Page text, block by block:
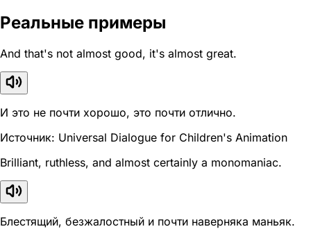
Реальные примеры
And that's not almost good, it's almost great.
И это не почти хорошо, это почти отлично.
Источник: Universal Dialogue for Children's Animation
Brilliant, ruthless, and almost certainly a monomaniac.
Блестящий, безжалостный и почти наверняка маньяк.